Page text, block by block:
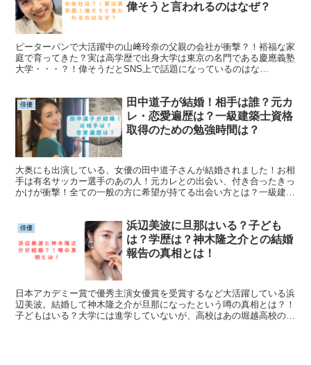
偉そうと言われるのはなぜ？
ピーターパンで大活躍中の山﨑玲奈の父親の会社が衝撃？！裕福な家
庭で育ってきた？実は高学歴で出身大学は東京の名門である慶應義塾
大学・・・？！偉そうだとSNS上で話題になっているのはな
俳優
田中道子が結婚！相手は誰？元カ
レ・恋愛遍歴は？一級建築士資格
取得のための勉強時間は？
大奥にも出演している、女優の田中道子さんが結婚されました！お相
手は有名サッカー選手のあの人！元カレとの出会い、付き合ったきっ
かけが衝撃！全ての一般の方に希望が持てる出会い方とは？一級建築
俳優
浜辺美波に旦那はいる？子ども
は？学歴は？神木隆之介との結婚
報告の真相とは！
日本アカデミー賞で優秀主演女優賞を受賞するなど大活躍している浜
辺美波。結婚して神木隆之介が旦那になったという噂の真相とは？！
子どもはいる？大学には進学していないが、高校はあの堀越高校のト